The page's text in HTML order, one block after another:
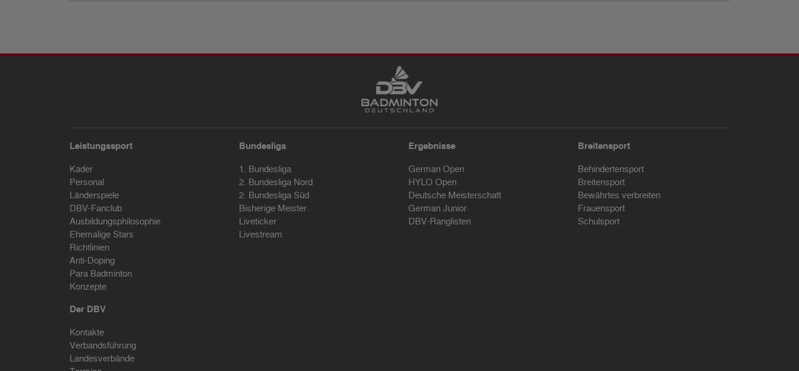
Leistungssport
Kader
Personal
Länderspiele
DBV-Fanclub
Ausbildungsphilosophie
Ehemalige Stars
Richtlinien
Anti-Doping
Para Badminton
Konzepte
Bundesliga
1. Bundesliga
2. Bundesliga Nord
2. Bundesliga Süd
Bisherige Meister
Liveticker
Livestream
Ergebnisse
German Open
HYLO Open
Deutsche Meisterschaft
German Junior
DBV-Ranglisten
Breitensport
Behindertensport
Breitensport
Bewährtes verbreiten
Frauensport
Schulsport
Der DBV
Kontakte
Verbandsführung
Landesverbände